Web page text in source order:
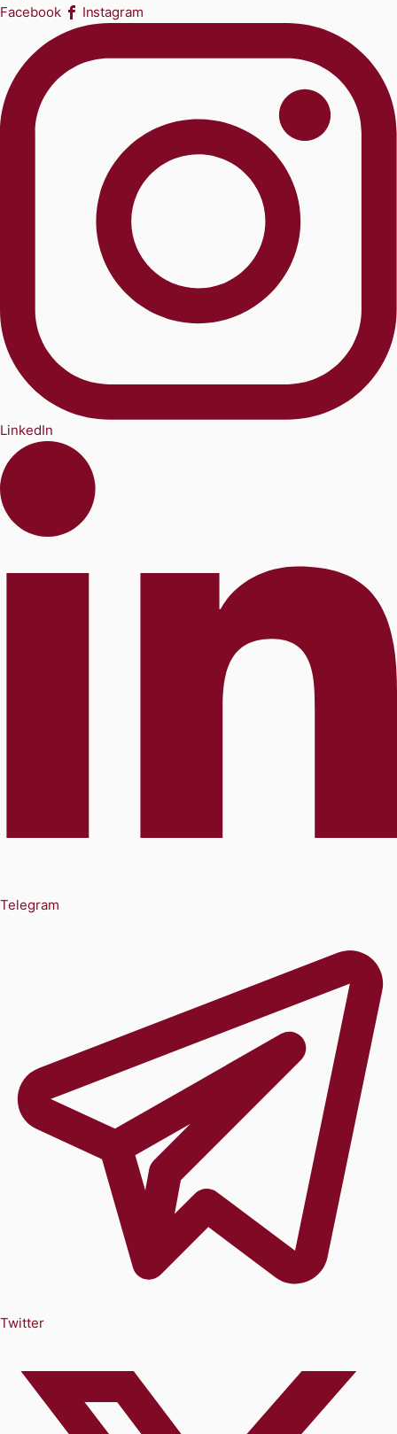
Facebook
Instagram
LinkedIn
Telegram
Twitter